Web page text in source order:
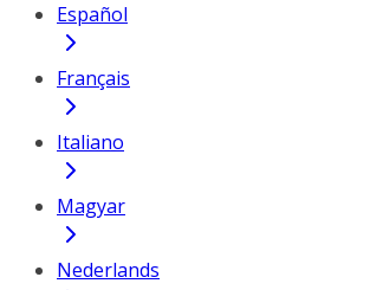
Español
Français
Italiano
Magyar
Nederlands